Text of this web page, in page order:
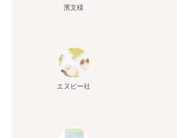
濱文様
エヌビー社